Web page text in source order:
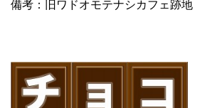
備考：旧ワドオモテナシカフェ跡地